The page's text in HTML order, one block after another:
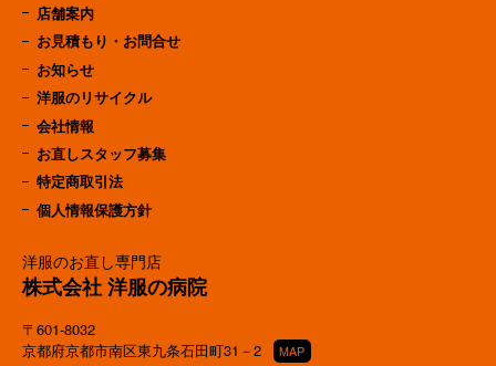
洋服のお直し専門店
株式会社 洋服の病院
〒601-8032
京都府京都市南区東九条石田町31－2
MAP
店舗案内
お見積もり・お問合せ
お知らせ
洋服のリサイクル
会社情報
お直しスタッフ募集
特定商取引法
個人情報保護方針